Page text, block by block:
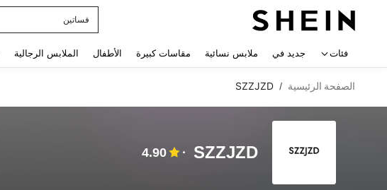
فساتين
فئات جديد في ملابس نسائية مقاسات كبيرة الأطفال الملابس الرجالية
الصفحة الرئيسية /
SZZJZD
SZZJZD
4.90